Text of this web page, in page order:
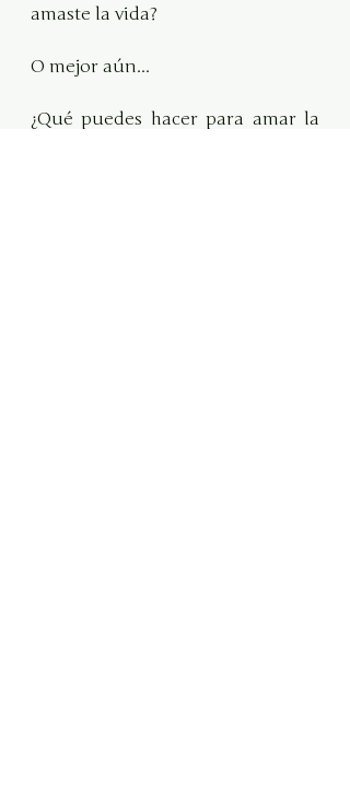
amaste la vida?
O mejor aún...
¿Qué puedes hacer para amar la